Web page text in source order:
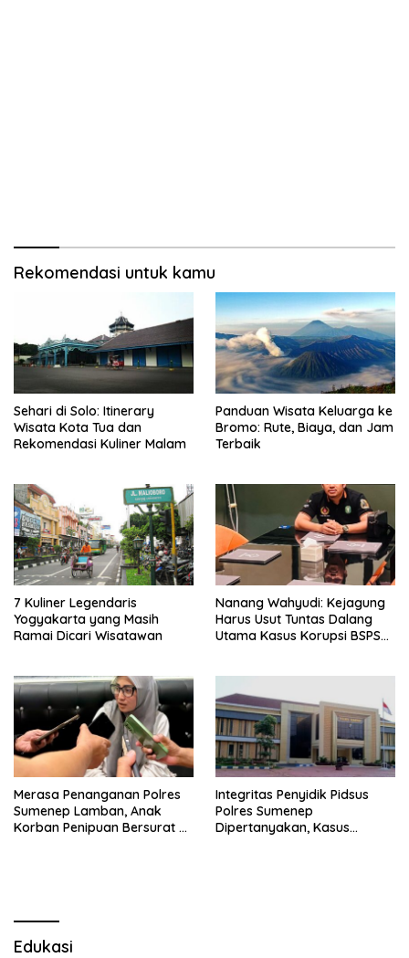
Rekomendasi untuk kamu
Sehari di Solo: Itinerary
Wisata Kota Tua dan
Rekomendasi Kuliner Malam
Panduan Wisata Keluarga ke
Bromo: Rute, Biaya, dan Jam
Terbaik
7 Kuliner Legendaris
Yogyakarta yang Masih
Ramai Dicari Wisatawan
Nanang Wahyudi: Kejagung
Harus Usut Tuntas Dalang
Utama Kasus Korupsi BSPS
Merasa Penanganan Polres
Sumenep Lamban, Anak
Korban Penipuan Bersurat ke
Integritas Penyidik Pidsus
Polres Sumenep
Dipertanyakan, Kasus
Edukasi